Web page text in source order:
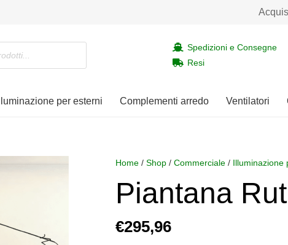
Spedizioni e Consegne
Resi
Illuminazione per esterni Complementi arredo Ventilatori
Home /Shop /Commerciale / Illuminazione
Piantana
€295,96